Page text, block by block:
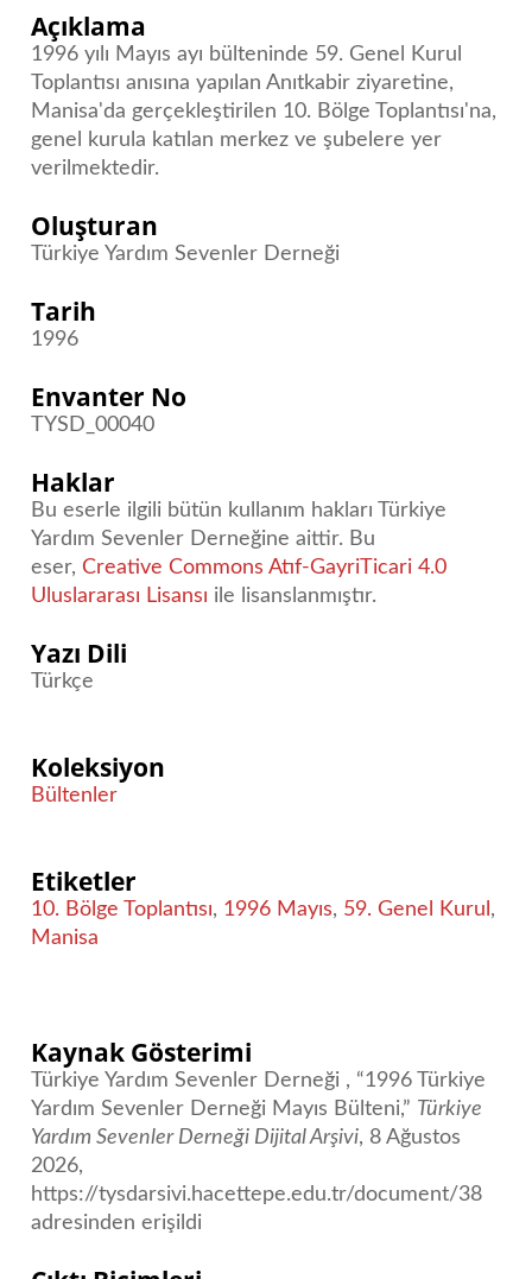
Açıklama
1996 yılı Mayıs ayı bülteninde 59. Genel Kurul
Toplantısı anısına yapılan Anıtkabir ziyaretine,
Manisa'da gerçekleştirilen 10. Bölge Toplantısı'na,
genel kurula katılan merkez ve şubelere yer
verilmektedir.
Oluşturan
Türkiye Yardım Sevenler Derneği
Tarih
1996
Envanter No
TYSD_00040
Haklar
Bu eserle ilgili bütün kullanım hakları Türkiye
Yardım Sevenler Derneğine aittir. Bu
eser,Creative Commons Atıf-GayriTicari 4.0
Uluslararası Lisansı ile lisanslanmıştır.
Yazı Dili
Türkçe
Koleksiyon
Bültenler
Etiketler
10. Bölge Toplantısı, 1996 Mayıs, 59. Genel Kurul ,
Manisa
Kaynak Gösterimi
Türkiye Yardım Sevenler Derneği , “1996 Türkiye
Yardım Sevenler Derneği Mayıs Bülteni,” Türkiye
Yardım Sevenler Derneği Dijital Arşivi, 8 Ağustos
2026,
https://tysdarsivi.hacettepe.edu.tr/document/38
adresinden erişildi